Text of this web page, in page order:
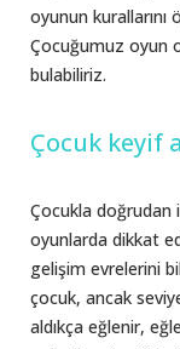
oyunun
Çocuğumuz oyun
bulabiliriz.
Çocuk keyif
Çocukla doğrudan
oyunlarda dikkat
gelişim evrelerini
çocuk, ancak
aldıkça eğlenir,